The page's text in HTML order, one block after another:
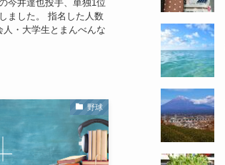
今井達也投手、単独1位
ました。 指名した人数
人・大学生とまんべんな
野球